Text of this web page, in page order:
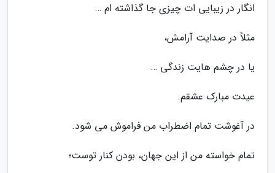
انگار در زیبایی ات چیزی جا گذاشته ام …
مثلاً در صدایت آرامش،
یا در چشم هایت زندگی …
عیدت مبارک عشقم.
در آغوشت تمام اضطراب من فراموش می شود.
تمام خواسته من از این جهان، بودن کنار توست؛